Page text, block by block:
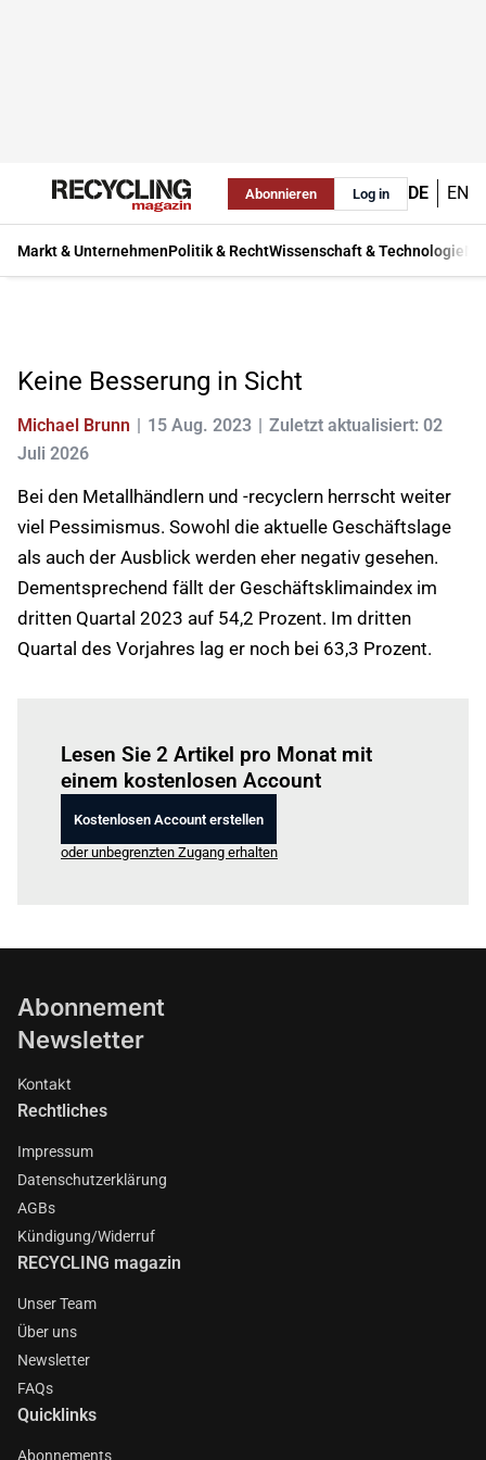
Abonnieren Log in DE EN
Markt & UnternehmenPolitik & RechtWissenschaft & Technologie
Keine Besserung in Sicht
Michael Brunn 15 Aug. 2023
Zuletzt aktualisiert: 02
Juli 2026
Bei den Metallhändlern und -recyclern herrscht weiter
viel Pessimismus. Sowohl die aktuelle Geschäftslage
als auch der Ausblick werden eher negativ gesehen.
Dementsprechend fällt der Geschäftsklimaindex im
dritten Quartal 2023 auf 54,2 Prozent. Im dritten
Quartal des Vorjahres lag er noch bei 63,3 Prozent.
Lesen Sie 2 Artikel pro Monat mit
einem kostenlosen Account
Kostenlosen Account erstellen
oder unbegrenzten Zugang erhalten
Abonnement
Newsletter
Kontakt
Rechtliches
Impressum
Datenschutzerklärung
AGBs
Kündigung/Widerruf
RECYCLING magazin
Unser Team
Über uns
Newsletter
FAQs
Quicklinks
Abonnements